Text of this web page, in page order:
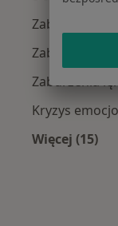
Zaburzenia
Zaburzenia
Zaburzenia
Kryzys
Więcej (15)